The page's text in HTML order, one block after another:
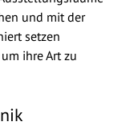
und mit der
setzen
ihre Art zu